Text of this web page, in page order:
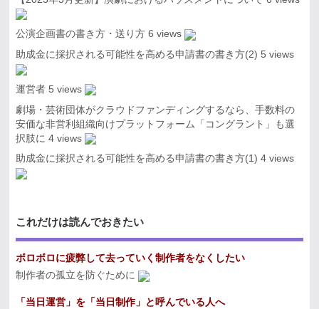
公演企画書の書き方・送り方 6 views
助成金に採択される可能性を高める申請書の書き方(2) 5 views
運営者 5 views
劇場・芸術団体がクラウドファンディングするなら、手数料の
安価な非営利組織向けプラットフォーム「コングラント」も選
択肢に 4 views
助成金に採択される可能性を高める申請書の書き方(1) 4 views
これだけは読んでおきたい
ボロボロに疲弊して去っていく制作者をなくしたい
制作者の孤立を防ぐために
「当日運営」を「当日制作」と呼んでいる人へ